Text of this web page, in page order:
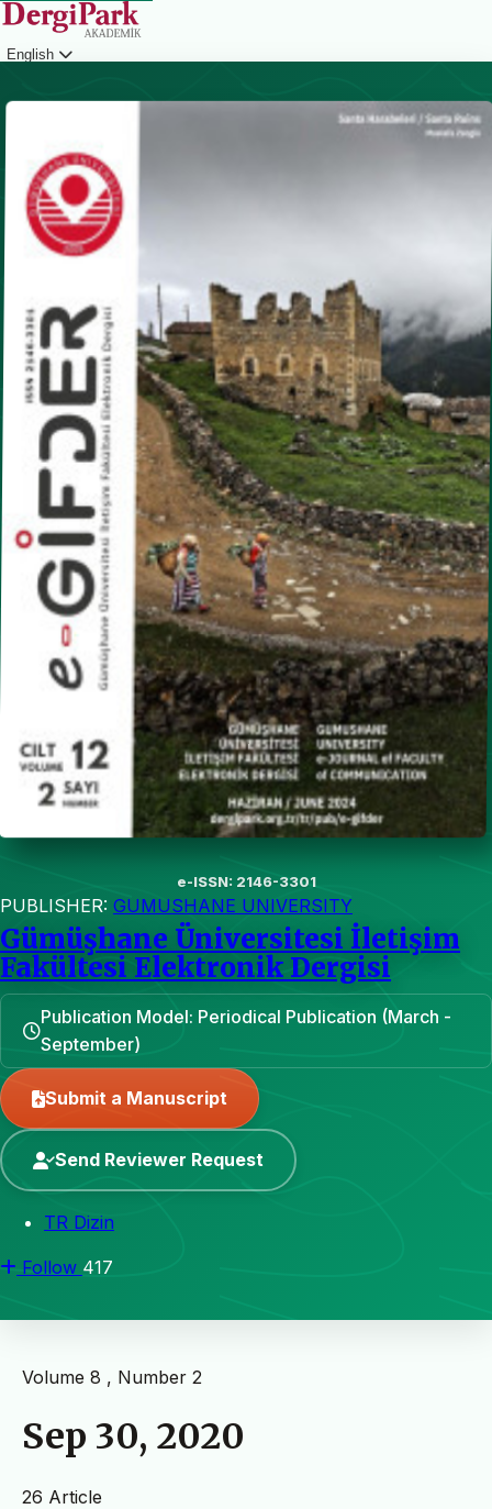
English
e-ISSN: 2146-3301
PUBLISHER: GUMUSHANE UNIVERSITY
Gümüşhane Üniversitesi İletişim
Fakültesi Elektronik Dergisi
Publication Model: Periodical Publication (March -
September)
Submit a Manuscript
Send Reviewer Request
TR Dizin
Follow 417
Volume 8 , Number 2
Sep 30, 2020
26 Article